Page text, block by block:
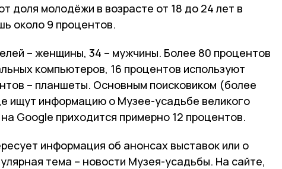
доля молодёжи в возрасте от 18 до 24 лет в
около 9 процентов.
– женщины, 34 – мужчины. Более 80 процентов
компьютеров, 16 процентов используют
– планшеты. Основным поисковиком (более
ищут информацию о Музее-усадьбе великого
Google приходится примерно 12 процентов.
информация об анонсах выставок или о
тема – новости Музея-усадьбы. На сайте,